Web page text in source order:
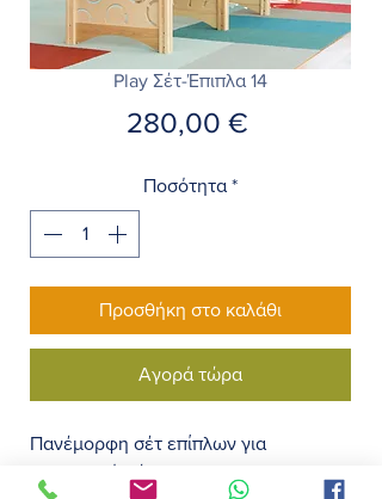
Play Σέτ-Έπιπλα 14
280,00 €
Ποσότητα *
Προσθήκη στο καλάθι
Αγορά τώρα
Πανέμορφη σέτ επίπλων για
Εσωτερικό χώρο